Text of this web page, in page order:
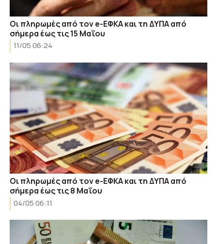
Οι πληρωμές από τον e-ΕΦΚΑ και τη ΔΥΠΑ από
σήμερα έως τις 15 Μαΐου
11/05 06:24
Οι πληρωμές από τον e-ΕΦΚΑ και τη ΔΥΠΑ από
σήμερα έως τις 8 Μαΐου
04/05 06:11